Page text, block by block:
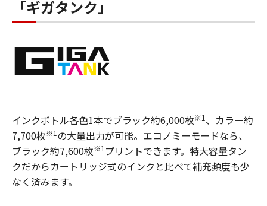
「ギガタンク」
インクボトル各色1本でブラック約6,000枚※1 、カラー約
7,700枚※1 の大量出力が可能。エコノミーモードなら、
ブラック約7,600枚※1 プリントできます。特大容量タン
クだからカートリッジ式のインクと比べて補充頻度も少
なく済みます。